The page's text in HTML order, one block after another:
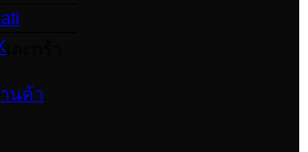
ะกร้า
นค้า